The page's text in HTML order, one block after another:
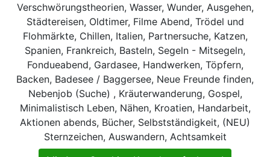
Verschwörungstheorien, Wasser, Wunder, Ausgehen,
Städtereisen, Oldtimer, Filme Abend, Trödel und
Flohmärkte, Chillen, Italien, Partnersuche, Katzen,
Spanien, Frankreich, Basteln, Segeln - Mitsegeln,
Fondueabend, Gardasee, Handwerken, Töpfern,
Backen, Badesee / Baggersee, Neue Freunde finden,
Nebenjob (Suche) , Kräuterwanderung, Gospel,
Minimalistisch Leben, Nähen, Kroatien, Handarbeit,
Aktionen abends, Bücher, Selbstständigkeit, (NEU)
Sternzeichen, Auswandern, Achtsamkeit